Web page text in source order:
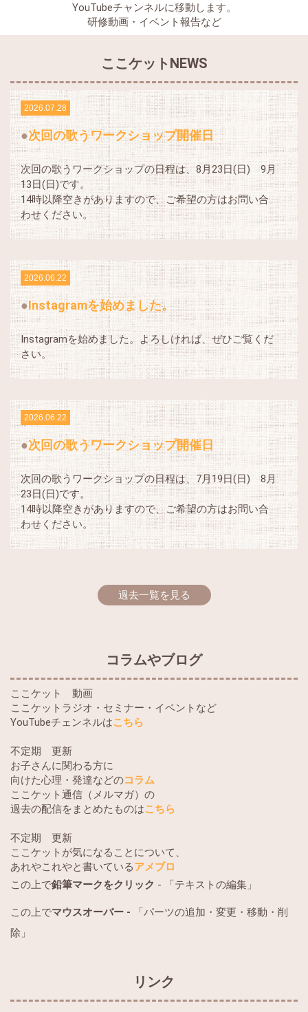
YouTubeチャンネルに移動します。
研修動画・イベント報告など
ここケットNEWS
2026.07.28
次回の歌うワークショップ開催日
次回の歌うワークショップの日程は、8月23日(日) 9月
13日(日)です。
14時以降空きがありますので、ご希望の方はお問い合
わせください。
2026.06.22
Instagramを始めました。
Instagramを始めました。よろしければ、ぜひご覧くだ
さい。
2026.06.22
次回の歌うワークショップ開催日
次回の歌うワークショップの日程は、7月19日(日) 8月
23日(日)です。
14時以降空きがありますので、ご希望の方はお問い合
わせください。
過去一覧を見る
コラムやブログ
ここケット 動画
ここケットラジオ・セミナー・イベントなど
YouTubeチェンネルはこちら
不定期 更新
お子さんに関わる方に
向けた心理・発達などのコラム
ここケット通信（メルマガ）の
過去の配信をまとめたものはこちら
不定期 更新
ここケットが気になることについて、
あれやこれやと書いているアメブロ
この上で鉛筆マークをクリック - 「テキストの編集」
この上でマウスオーバー -
「パーツの追加・変更・移動・削
除」
リンク